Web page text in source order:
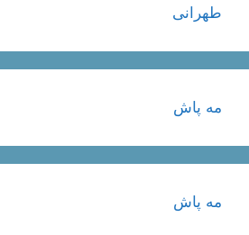
طهرانی
مه پاش
مه پاش